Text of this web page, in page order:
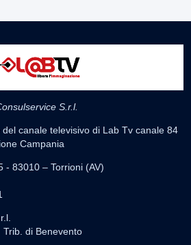
S.r.l.
canale televisivo di Lab Tv canale 84
Campania
- 83010 – Torrioni (AV)
Trib. di Benevento